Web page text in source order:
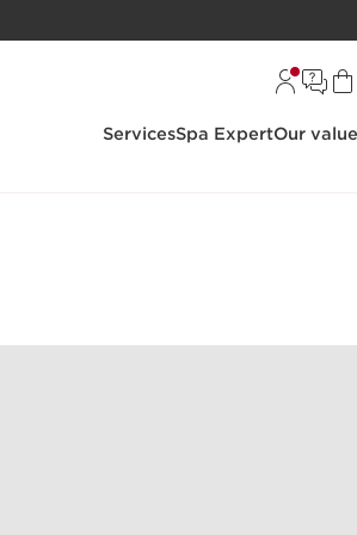
ServicesSpa ExpertOur